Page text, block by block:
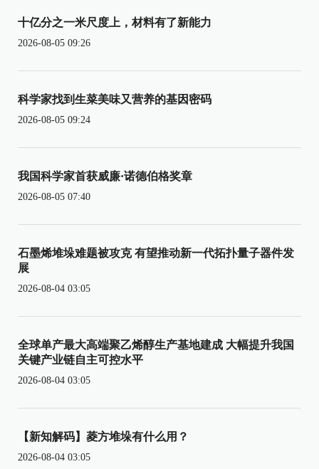
十亿分之一米尺度上，材料有了新能力
2026-08-05 09:26
科学家找到生菜美味又营养的基因密码
2026-08-05 09:24
我国科学家首获威廉·诺德伯格奖章
2026-08-05 07:40
石墨烯堆垛难题被攻克 有望推动新一代拓扑量子器件发
展
2026-08-04 03:05
全球单产最大高端聚乙烯醇生产基地建成 大幅提升我国
关键产业链自主可控水平
2026-08-04 03:05
【新知解码】菱方堆垛有什么用？
2026-08-04 03:05